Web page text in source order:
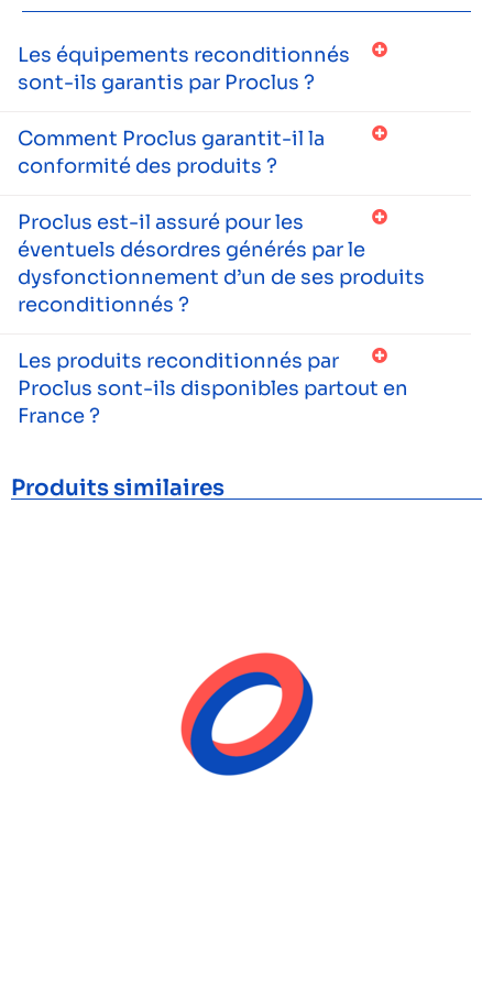
Les équipements reconditionnés
sont-ils garantis par Proclus ?
Comment Proclus garantit-il la
conformité des produits ?
Proclus est-il assuré pour les
éventuels désordres générés par le
dysfonctionnement d’un de ses produits
reconditionnés ?
Les produits reconditionnés par
Proclus sont-ils disponibles partout en
France ?
Produits similaires